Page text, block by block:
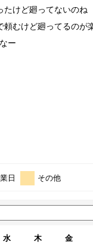
たけど廻ってないのね
頼むけど廻ってるのが
ー
日 その他
水 木 金